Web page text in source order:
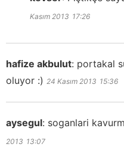
Kasım 2013 17:26
hafize akbulut: portakal
oluyor :) 24 Kasım 2013 15:36
aysegul: soganlari
2013 13:07